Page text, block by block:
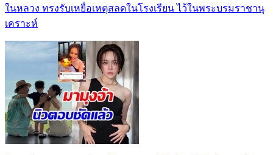
ในหลวง ทรงรับเหยื่อเหตุสลดในโรงเรียน ไว้ในพระบรมราชานุ
เคราะห์